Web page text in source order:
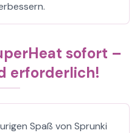
sofort –
erforderlich!
Spaß von Sprunki